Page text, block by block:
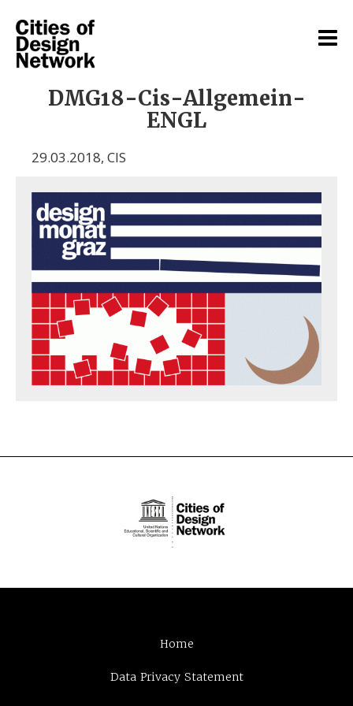
DMG18-Cis-Allgemein-
ENGL
29.03.2018, CIS
Home
Data Privacy Statement